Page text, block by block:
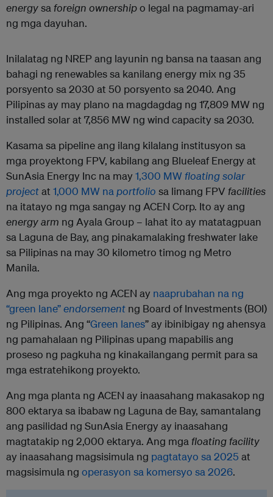
energysa foreign ownershipo legal na pagmamay-ari
ng mga dayuhan.
Inilalatag ng NREP ang layunin ng bansa na taasan ang
bahagi ng renewables sa kanilang energy mix ng 35
porsyento sa 2030 at 50 porsyento sa 2040. Ang
Pilipinas ay may plano na magdagdag ng 17,809 MW ng
installed solar at 7,856 MW ng wind capacity sa 2030.
Kasama sa pipeline ang ilang kilalang institusyon sa
mga proyektong FPV, kabilang ang Blueleaf Energy at
SunAsia Energy Inc na may 1,300 MWfloating solar
projectat 1,000 MW na portfolio sa limang FPV facilities
na itatayo ng mga sangay ng ACEN Corp. Ito ay ang
energyarm ng Ayala Group – lahat ito ay matatagpuan
sa Laguna de Bay, ang pinakamalaking freshwater lake
sa Pilipinas na may 30 kilometro timog ng Metro
Manila.
Ang mga proyekto ng ACEN ay naaprubahan na ng
“green lane”endorsement ng Board of Investments (BOI)
ng Pilipinas. Ang “Green lanes” ay ibinibigay ng ahensya
ng pamahalaan ng Pilipinas upang mapabilis ang
proseso ng pagkuha ng kinakailangang permit para sa
mga estratehikong proyekto.
Ang mga planta ng ACEN ay inaasahang makasakop ng
800 ektarya sa ibabaw ng Laguna de Bay, samantalang
ang pasilidad ng SunAsia Energy ay inaasahang
magtatakip ng 2,000 ektarya. Ang mga floating facility
ay inaasahang magsisimula ng pagtatayo sa 2025 at
magsisimula ng operasyon sa komersyo sa 2026.